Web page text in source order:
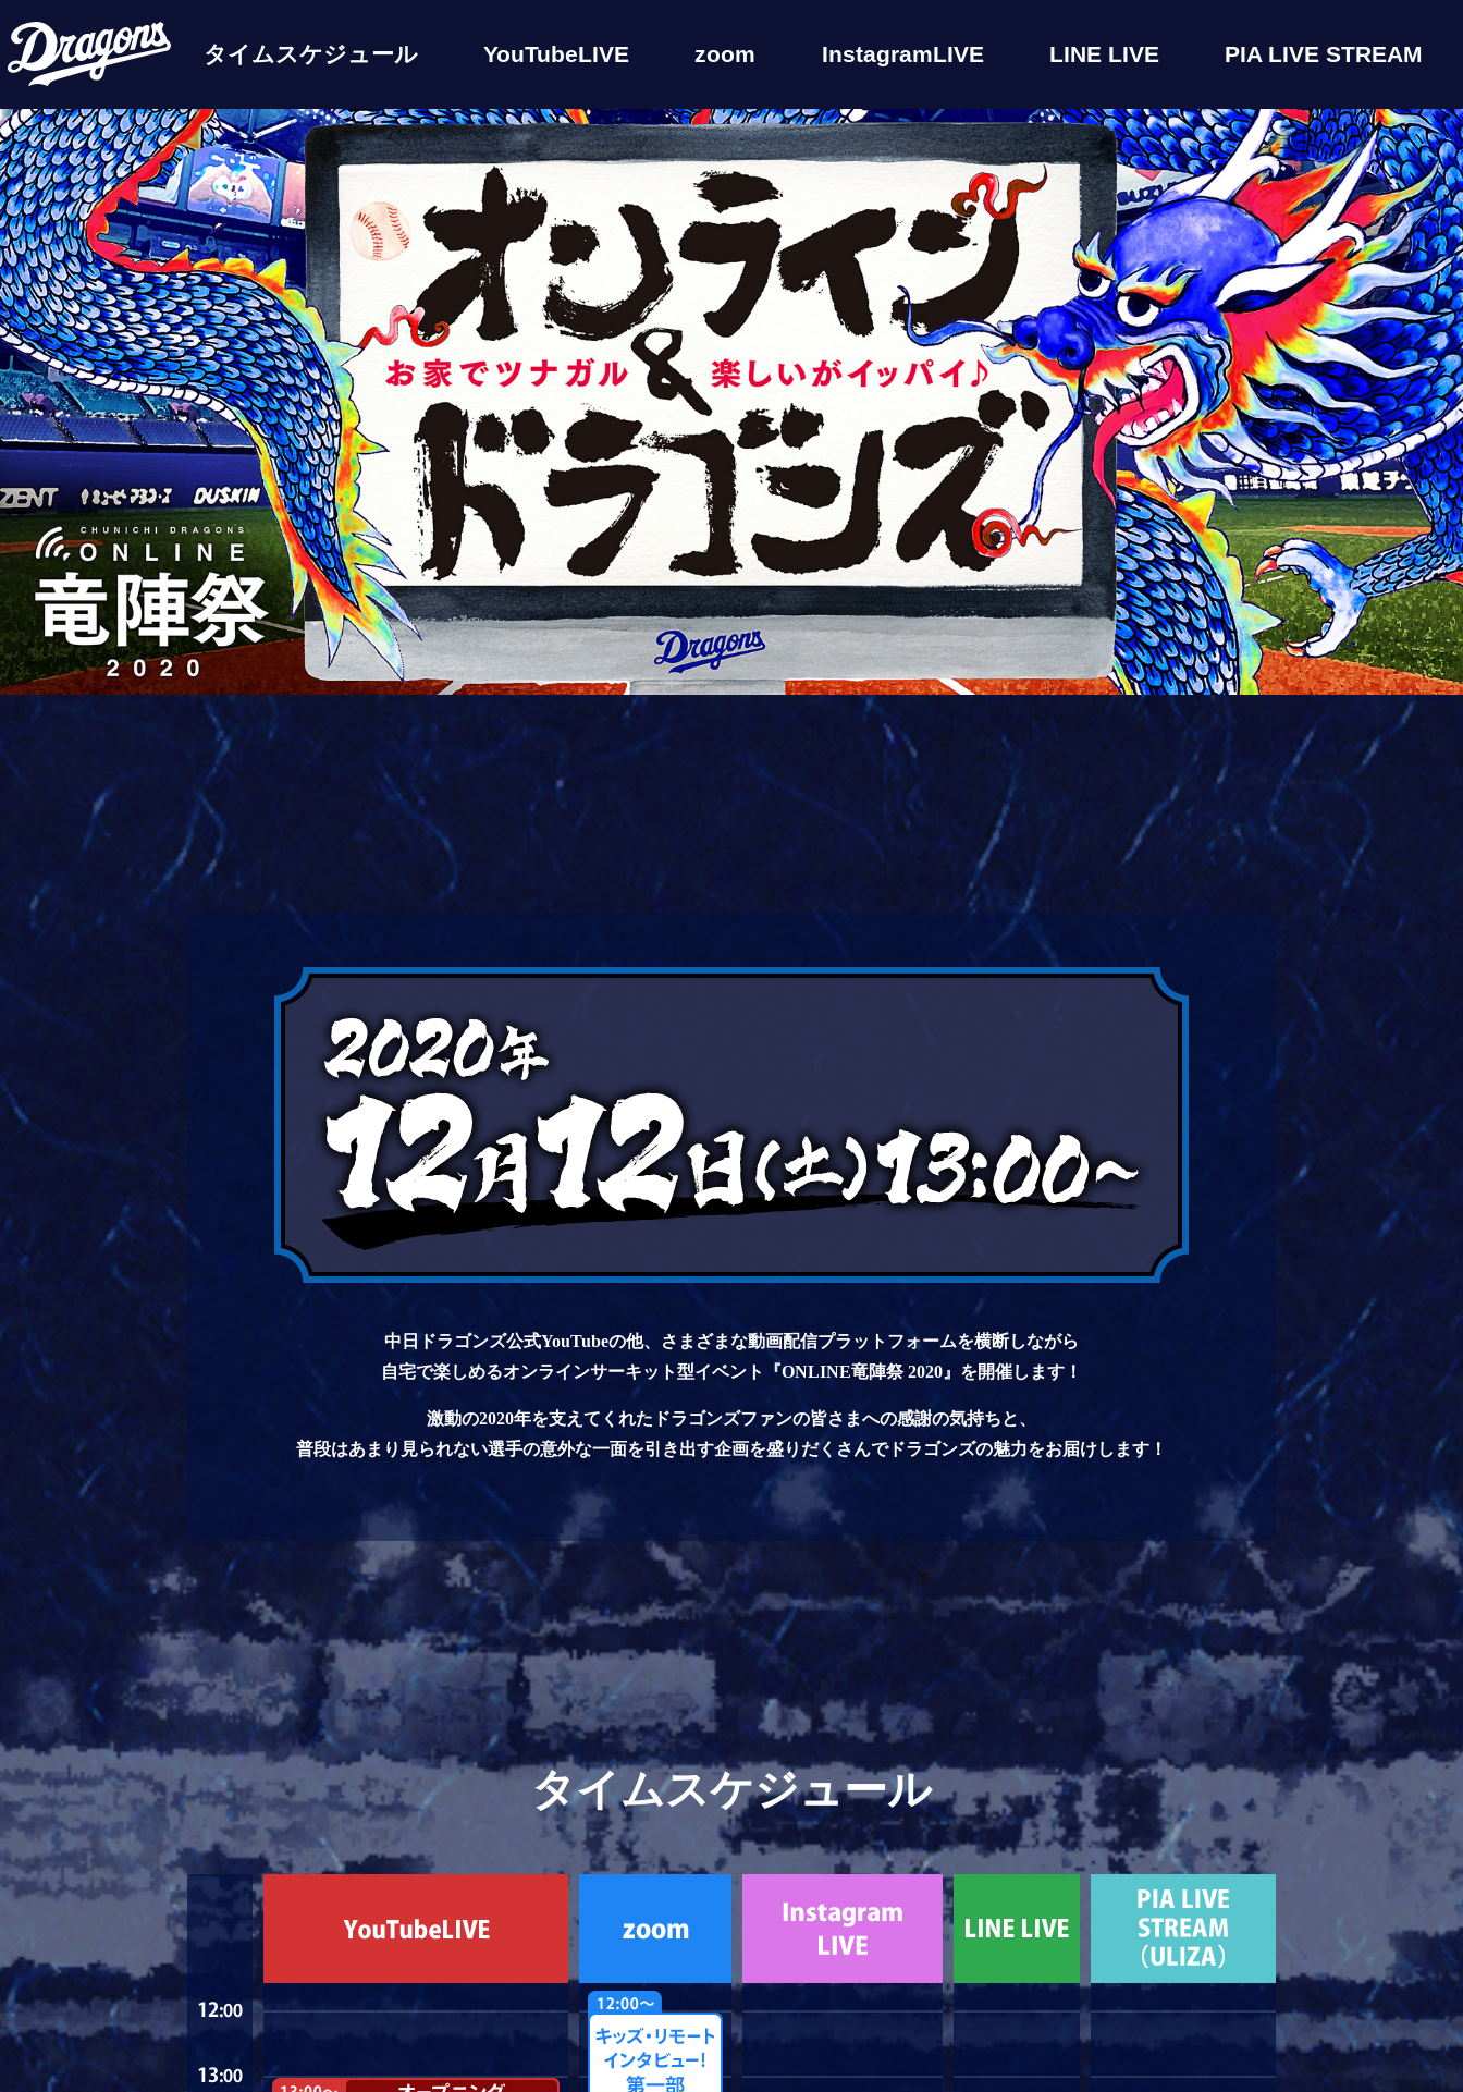
タイムスケジュール YouTubeLIVE zoom InstagramLIVE LINE LIVE PIA LIVE STREAM
中日ドラゴンズ公式YouTubeの他、さまざまな動画配信プラットフォームを横断しながら
自宅で楽しめるオンラインサーキット型イベント『ONLINE竜陣祭 2020』を開催します！
激動の2020年を支えてくれたドラゴンズファンの皆さまへの感謝の気持ちと、
普段はあまり見られない選手の意外な一面を引き出す企画を盛りだくさんでドラゴンズの魅力をお届けします！
タイムスケジュール